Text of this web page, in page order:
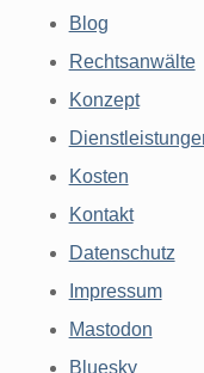
Blog
Rechtsanwälte
Konzept
Kosten
Kontakt
Datenschutz
Impressum
Mastodon
Bluesky